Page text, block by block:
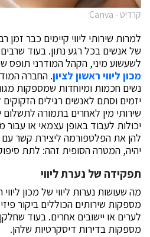
קרדיט - Canva
למרות שירותי ליווי קיימים כבר זמן
של אנשים בכל רגע נתון. בעוד
לשעשוע מיני, הקהל המודרני תופס
מכון ליווי ראשון לציון. החברה
נשים חכמות ומיוחדות שמספקות
יזמים וסתם לאנשים רגילים
שירותי מין לאחרים בתמורה לתשלום
יכולות לעבוד באופן עצמאי או עבור
להן את הפלטפורמה ליצירת קשר
יהיה, המטרה הסופית זהה: לתת
תפקידה של נערת ליווי
מה שעושות נערות ליווי של מכון
מספקות שירותים הכוללים ביקור
לערים או יישובים אחרים. בעוד
מספקות בדירות דיסקרטיות שלהן.